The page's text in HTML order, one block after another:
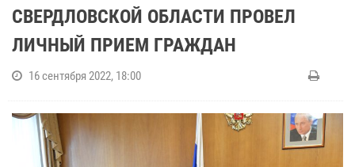
СВЕРДЛОВСКОЙ ОБЛАСТИ ПРОВЕЛ
ЛИЧНЫЙ ПРИЕМ ГРАЖДАН
16 сентября 2022, 18:00